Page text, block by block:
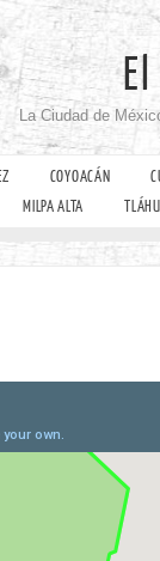
El
La Ciudad de
COYOACÁN
MILPA ALTA